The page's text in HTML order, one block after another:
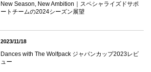
New Season, New Ambition｜スペシャライズドサポ
ートチームの2024シーズン展望
2023/11/18
Dances with The Wolfpack ジャパンカップ2023レビ
ュー